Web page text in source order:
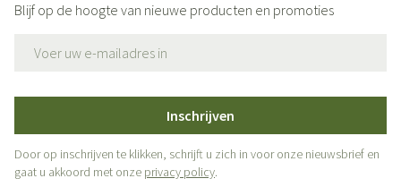
Blijf op de hoogte van nieuwe producten en promoties
Inschrijven
Door op inschrijven te klikken, schrijft u zich in voor onze nieuwsbrief en
gaat u akkoord met onze privacy policy.